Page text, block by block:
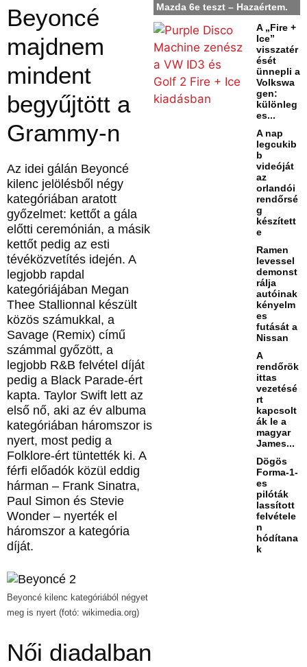
Beyoncé
majdnem
mindent
begyűjtött a
Grammy-n
Az idei gálán Beyoncé
kilenc jelölésből négy
kategóriában aratott
győzelmet: kettőt a gála
előtti ceremónián, a másik
kettőt pedig az esti
tévéközvetítés idején. A
legjobb rapdal
kategóriájában Megan
Thee Stallionnal készült
közös számukkal, a
Savage (Remix) című
számmal győzött, a
legjobb R&B felvétel díját
pedig a Black Parade-ért
kapta. Taylor Swift lett az
első nő, aki az év albuma
kategóriában háromszor is
nyert, most pedig a
Folklore-ért tüntették ki. A
férfi előadók közül eddig
hárman – Frank Sinatra,
Paul Simon és Stevie
Wonder – nyerték el
háromszor a kategória
díját.
Beyoncé kilenc kategóriából négyet
meg is nyert (fotó: wikimedia.org)
Női diadalban
Mazda 6e teszt – Hazaértem.
A „Fire +
Ice”
visszatér
ését
ünnepli a
Volkswa
gen:
különleg
es...
A nap
legcukib
b
videóját
az
orlandói
rendőrsé
g
készített
e
Ramen
levessel
demonst
rálja
autóinak
kényelm
es
futását a
Nissan
A
rendőrök
ittas
vezetésé
rt
kapcsolt
ák le a
magyar
James...
Dögös
Forma-1-
es
pilóták
lassított
felvétele
n
hódítana
k